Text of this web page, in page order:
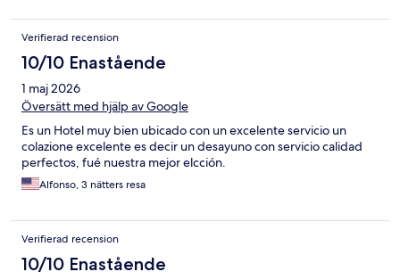
Verifierad recension
10/10 Enastående
1 maj 2026
Översätt med hjälp av Google
Es un Hotel muy bien ubicado con un excelente servicio un
colazione excelente es decir un desayuno con servicio calidad
perfectos, fué nuestra mejor elcción.
Alfonso, 3 nätters resa
Verifierad recension
10/10 Enastående